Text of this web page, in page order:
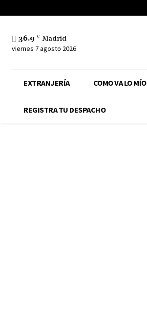
36.9 C Madrid
viernes 7 agosto 2026
EXTRANJERÍA COMO VA LO MÍO
REGISTRA TU DESPACHO